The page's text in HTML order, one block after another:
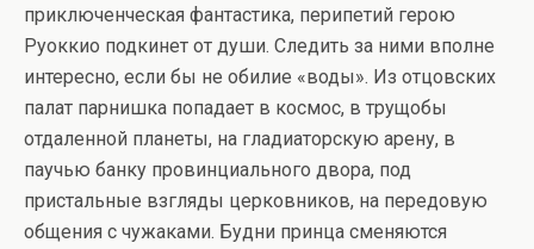
приключенческая фантастика, перипетий герою
Руоккио подкинет от души. Следить за ними вполне
интересно, если бы не обилие «воды». Из отцовских
палат парнишка попадает в космос, в трущобы
отдаленной планеты, на гладиаторскую арену, в
паучью банку провинциального двора, под
пристальные взгляды церковников, на передовую
общения с чужаками. Будни принца сменяются